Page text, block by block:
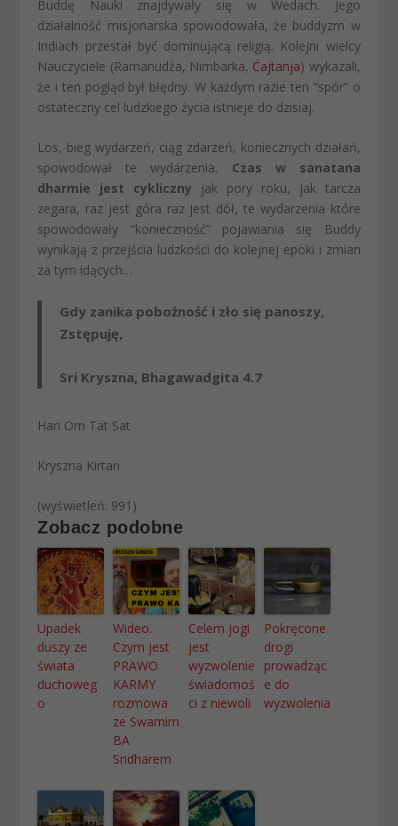
Buddę Nauki znajdywały się w Wedach. Jego
działalność misjonarska spowodowała, że buddyzm w
Indiach przestał być dominującą religią. Kolejni wielcy
Nauczyciele (Ramanudźa, Nimbarka, Ćajtanja) wykazali,
że i ten pogląd był błędny. W każdym razie ten “spór” o
ostateczny cel ludzkiego życia istnieje do dzisiaj.
Los, bieg wydarzeń, ciąg zdarzeń, koniecznych działań,
spowodował te wydarzenia. Czas w sanatana
dharmie jest cykliczny jak pory roku, jak tarcza
zegara, raz jest góra raz jest dół, te wydarzenia które
spowodowały “konieczność” pojawiania się Buddy
wynikają z przejścia ludzkości do kolejnej epoki i zmian
za tym idących…
Gdy zanika pobożność i zło się panoszy,
Zstępuję,
Sri Kryszna, Bhagawadgita 4.7
Hari Om Tat Sat
Kryszna Kirtan
(wyświetleń: 991)
Zobacz podobne
Upadek
duszy ze
świata
duchoweg
o
Wideo.
Czym jest
PRAWO
KARMY
rozmowa
ze Swamim
BA
Sridharem
Celem jogi
jest
wyzwolenie
świadomoś
ci z niewoli
Pokręcone
drogi
prowadząc
e do
wyzwolenia